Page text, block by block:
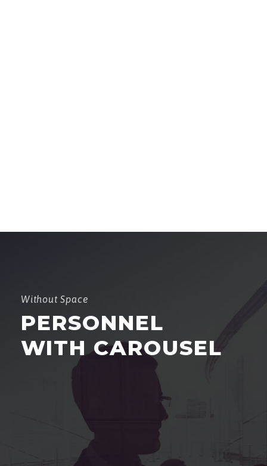
Without Space
PERSONNEL
WITH CAROUSEL
MAMADOU NDAW